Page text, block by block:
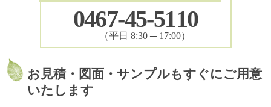
0467-45-5110
（平日 8:30 ─ 17:00）
お見積・図面・サンプルもすぐにご用意
いたします